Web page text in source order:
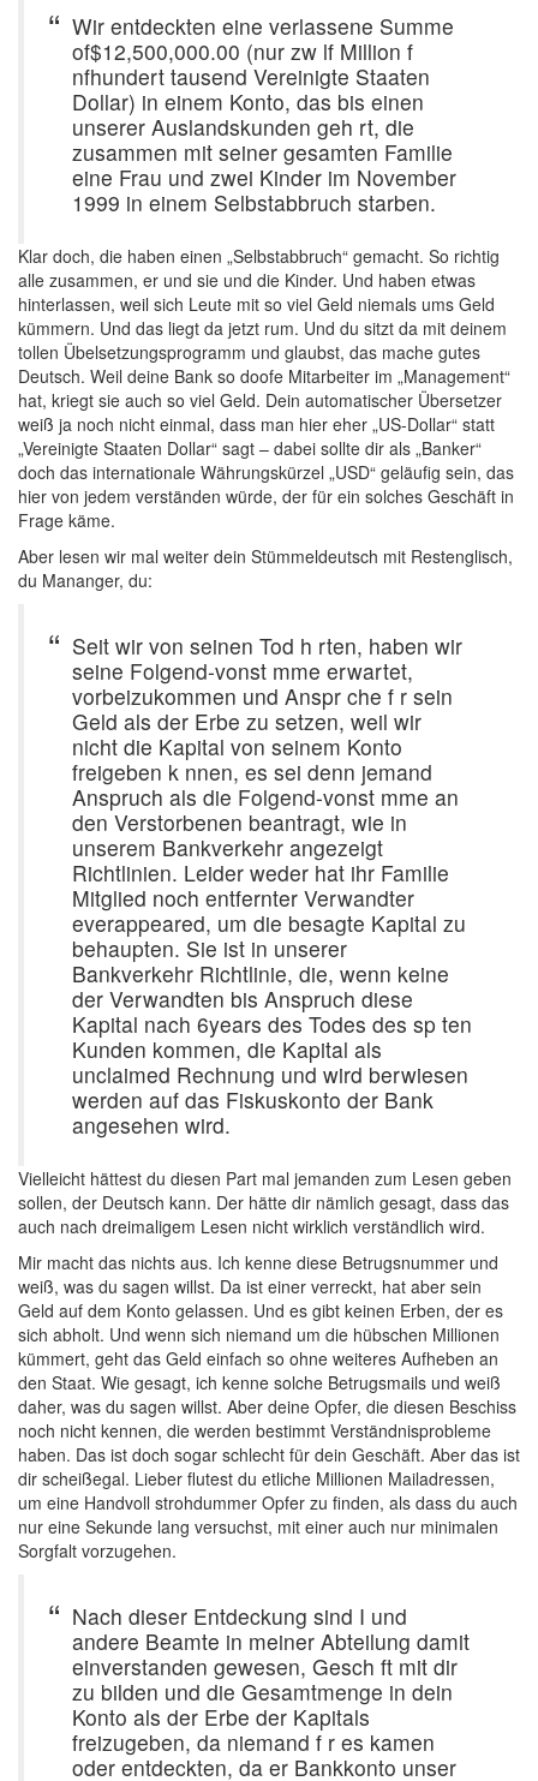
Wir entdeckten eine verlassene Summe
of$12,500,000.00 (nur zw lf Million f
nfhundert tausend Vereinigte Staaten
Dollar) in einem Konto, das bis einen
unserer Auslandskunden geh rt, die
zusammen mit seiner gesamten Familie
eine Frau und zwei Kinder im November
1999 in einem Selbstabbruch starben.
Klar doch, die haben einen „Selbstabbruch“ gemacht. So richtig
alle zusammen, er und sie und die Kinder. Und haben etwas
hinterlassen, weil sich Leute mit so viel Geld niemals ums Geld
kümmern. Und das liegt da jetzt rum. Und du sitzt da mit deinem
tollen Übelsetzungsprogramm und glaubst, das mache gutes
Deutsch. Weil deine Bank so doofe Mitarbeiter im „Management“
hat, kriegt sie auch so viel Geld. Dein automatischer Übersetzer
weiß ja noch nicht einmal, dass man hier eher „US-Dollar“ statt
„Vereinigte Staaten Dollar“ sagt – dabei sollte dir als „Banker“
doch das internationale Währungskürzel „USD“ geläufig sein, das
hier von jedem verständen würde, der für ein solches Geschäft in
Frage käme.
Aber lesen wir mal weiter dein Stümmeldeutsch mit Restenglisch,
du Mananger, du:
Seit wir von seinen Tod h rten, haben wir
seine Folgend-vonst mme erwartet,
vorbeizukommen und Anspr che f r sein
Geld als der Erbe zu setzen, weil wir
nicht die Kapital von seinem Konto
freigeben k nnen, es sei denn jemand
Anspruch als die Folgend-vonst mme an
den Verstorbenen beantragt, wie in
unserem Bankverkehr angezeigt
Richtlinien. Leider weder hat ihr Familie
Mitglied noch entfernter Verwandter
everappeared, um die besagte Kapital zu
behaupten. Sie ist in unserer
Bankverkehr Richtlinie, die, wenn keine
der Verwandten bis Anspruch diese
Kapital nach 6years des Todes des sp ten
Kunden kommen, die Kapital als
unclaimed Rechnung und wird berwiesen
werden auf das Fiskuskonto der Bank
angesehen wird.
Vielleicht hättest du diesen Part mal jemanden zum Lesen geben
sollen, der Deutsch kann. Der hätte dir nämlich gesagt, dass das
auch nach dreimaligem Lesen nicht wirklich verständlich wird.
Mir macht das nichts aus. Ich kenne diese Betrugsnummer und
weiß, was du sagen willst. Da ist einer verreckt, hat aber sein
Geld auf dem Konto gelassen. Und es gibt keinen Erben, der es
sich abholt. Und wenn sich niemand um die hübschen Millionen
kümmert, geht das Geld einfach so ohne weiteres Aufheben an
den Staat. Wie gesagt, ich kenne solche Betrugsmails und weiß
daher, was du sagen willst. Aber deine Opfer, die diesen Beschiss
noch nicht kennen, die werden bestimmt Verständnisprobleme
haben. Das ist doch sogar schlecht für dein Geschäft. Aber das ist
dir scheißegal. Lieber flutest du etliche Millionen Mailadressen,
um eine Handvoll strohdummer Opfer zu finden, als dass du auch
nur eine Sekunde lang versuchst, mit einer auch nur minimalen
Sorgfalt vorzugehen.
Nach dieser Entdeckung sind I und
andere Beamte in meiner Abteilung damit
einverstanden gewesen, Gesch ft mit dir
zu bilden und die Gesamtmenge in dein
Konto als der Erbe der Kapitals
freizugeben, da niemand f r es kamen
oder entdeckten, da er Bankkonto unser